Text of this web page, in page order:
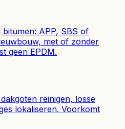
APP, SBS of
met of zonder
geen EPDM.
reinigen, losse
lokaliseren. Voorkomt